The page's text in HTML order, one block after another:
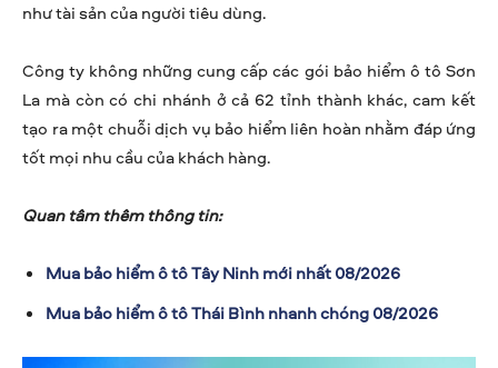
như tài sản của người tiêu dùng.
Công ty không những cung cấp các gói bảo hiểm ô tô Sơn
La mà còn có chi nhánh ở cả 62 tỉnh thành khác, cam kết
tạo ra một chuỗi dịch vụ bảo hiểm liên hoàn nhằm đáp ứng
tốt mọi nhu cầu của khách hàng.
Quan tâm thêm thông tin:
Mua bảo hiểm ô tô Tây Ninh mới nhất 08/2026
Mua bảo hiểm ô tô Thái Bình nhanh chóng 08/2026